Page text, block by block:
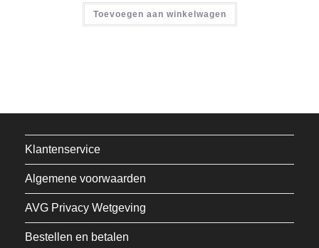
Toevoegen aan winkelwagen
Klantenservice
Algemene voorwaarden
AVG Privacy Wetgeving
Bestellen en betalen